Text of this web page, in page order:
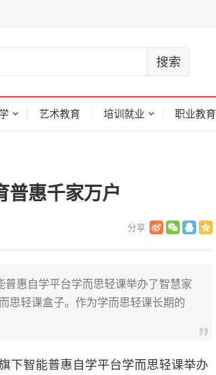
艺术教育 培训就业 职业教育
普惠千家万户
惠自学平台学而思轻课举办了智慧家
轻课盒子。作为学而思轻课长期的
智能普惠自学平台学而思轻课举办